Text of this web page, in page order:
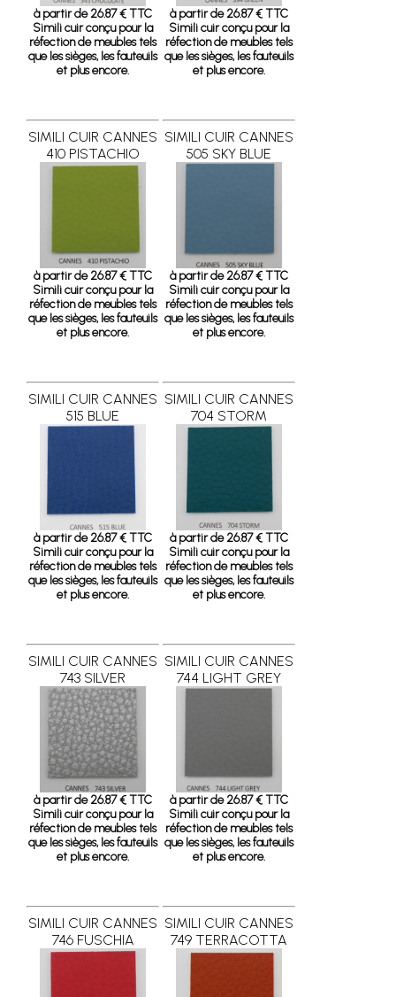
à partir de 26.87 € TTC
Simili cuir conçu pour la
réfection de meubles tels
que les sièges, les fauteuils
et plus encore.
à partir de 26.87 € TTC
Simili cuir conçu pour la
réfection de meubles tels
que les sièges, les fauteuils
et plus encore.
SIMILI CUIR CANNES
410 PISTACHIO
à partir de 26.87 € TTC
Simili cuir conçu pour la
réfection de meubles tels
que les sièges, les fauteuils
et plus encore.
SIMILI CUIR CANNES
505 SKY BLUE
à partir de 26.87 € TTC
Simili cuir conçu pour la
réfection de meubles tels
que les sièges, les fauteuils
et plus encore.
SIMILI CUIR CANNES
515 BLUE
à partir de 26.87 € TTC
Simili cuir conçu pour la
réfection de meubles tels
que les sièges, les fauteuils
et plus encore.
SIMILI CUIR CANNES
704 STORM
à partir de 26.87 € TTC
Simili cuir conçu pour la
réfection de meubles tels
que les sièges, les fauteuils
et plus encore.
SIMILI CUIR CANNES
743 SILVER
à partir de 26.87 € TTC
Simili cuir conçu pour la
réfection de meubles tels
que les sièges, les fauteuils
et plus encore.
SIMILI CUIR CANNES
744 LIGHT GREY
à partir de 26.87 € TTC
Simili cuir conçu pour la
réfection de meubles tels
que les sièges, les fauteuils
et plus encore.
SIMILI CUIR CANNES
746 FUSCHIA
SIMILI CUIR CANNES
749 TERRACOTTA